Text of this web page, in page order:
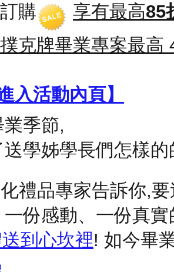
訂購
享有最高85
撲克牌畢業專案最高
入活動內頁】
季節,
學姊學長們怎樣
品專家告訴你,要
份感動、一份真
到心坎裡! 如今畢